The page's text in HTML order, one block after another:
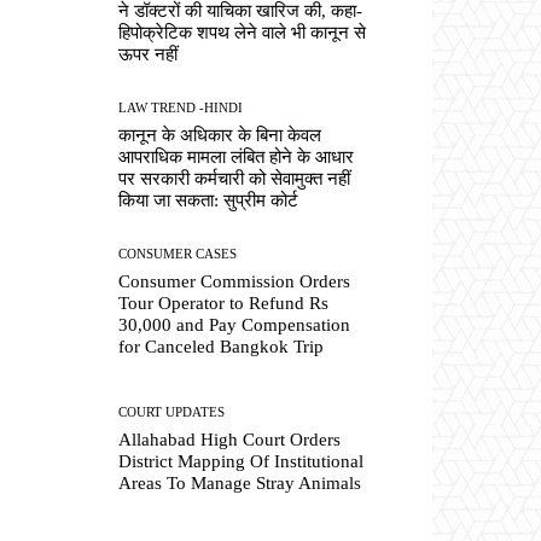
ने डॉक्टरों की याचिका खारिज की, कहा-
हिपोक्रेटिक शपथ लेने वाले भी कानून से
ऊपर नहीं
LAW TREND -HINDI
कानून के अधिकार के बिना केवल
आपराधिक मामला लंबित होने के आधार
पर सरकारी कर्मचारी को सेवामुक्त नहीं
किया जा सकता: सुप्रीम कोर्ट
CONSUMER CASES
Consumer Commission Orders
Tour Operator to Refund Rs
30,000 and Pay Compensation
for Canceled Bangkok Trip
COURT UPDATES
Allahabad High Court Orders
District Mapping Of Institutional
Areas To Manage Stray Animals